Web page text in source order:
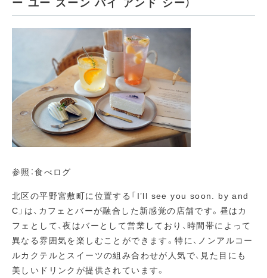
ー ユー スーン バイ アンド シー）
参照：食べログ
北区の平野宮敷町に位置する「I’ll see you soon. by and
C」は、カフェとバーが融合した新感覚の店舗です。昼はカ
フェとして、夜はバーとして営業しており、時間帯によって
異なる雰囲気を楽しむことができます。特に、ノンアルコー
ルカクテルとスイーツの組み合わせが人気で、見た目にも
美しいドリンクが提供されています。